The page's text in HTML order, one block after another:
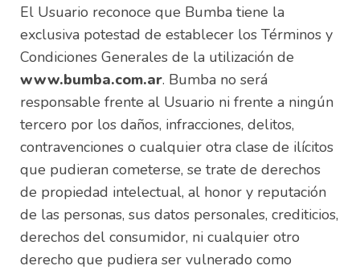
El Usuario reconoce que Bumba tiene la
exclusiva potestad de establecer los Términos y
Condiciones Generales de la utilización de
www.bumba.com.ar. Bumba no será
responsable frente al Usuario ni frente a ningún
tercero por los daños, infracciones, delitos,
contravenciones o cualquier otra clase de ilícitos
que pudieran cometerse, se trate de derechos
de propiedad intelectual, al honor y reputación
de las personas, sus datos personales, crediticios,
derechos del consumidor, ni cualquier otro
derecho que pudiera ser vulnerado como